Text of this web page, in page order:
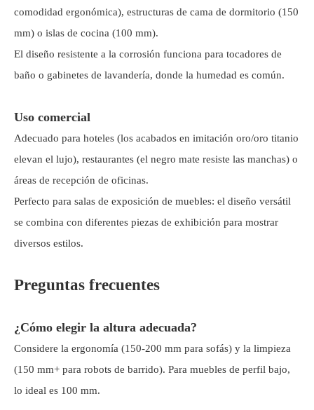
comodidad ergonómica), estructuras de cama de dormitorio (150
mm) o islas de cocina (100 mm).
El diseño resistente a la corrosión funciona para tocadores de
baño o gabinetes de lavandería, donde la humedad es común.
Uso comercial
Adecuado para hoteles (los acabados en imitación oro/oro titanio
elevan el lujo), restaurantes (el negro mate resiste las manchas) o
áreas de recepción de oficinas.
Perfecto para salas de exposición de muebles: el diseño versátil
se combina con diferentes piezas de exhibición para mostrar
diversos estilos.
Preguntas frecuentes
¿Cómo elegir la altura adecuada?
Considere la ergonomía (150-200 mm para sofás) y la limpieza
(150 mm+ para robots de barrido). Para muebles de perfil bajo,
lo ideal es 100 mm.